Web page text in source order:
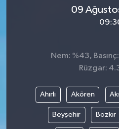
09
Nem: %43,
Rüzgar:
Ahırlı Akören
Beyşehir Bozkır